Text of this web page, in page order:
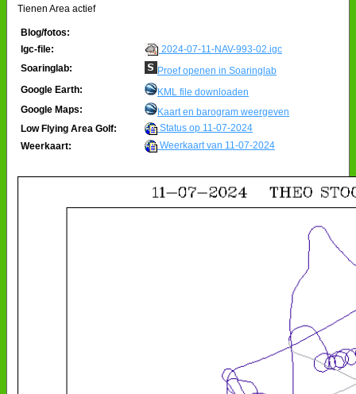
Tienen Area actief
Blog/fotos:
Igc-file:
2024-07-11-NAV-993-02.igc
Soaringlab:
Proef openen in Soaringlab
Google Earth:
KML file downloaden
Google Maps:
Kaart en barogram weergeven
Low Flying Area Golf:
Status op 11-07-2024
Weerkaart:
Weerkaart van 11-07-2024